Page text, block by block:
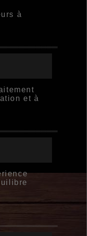
à
et à